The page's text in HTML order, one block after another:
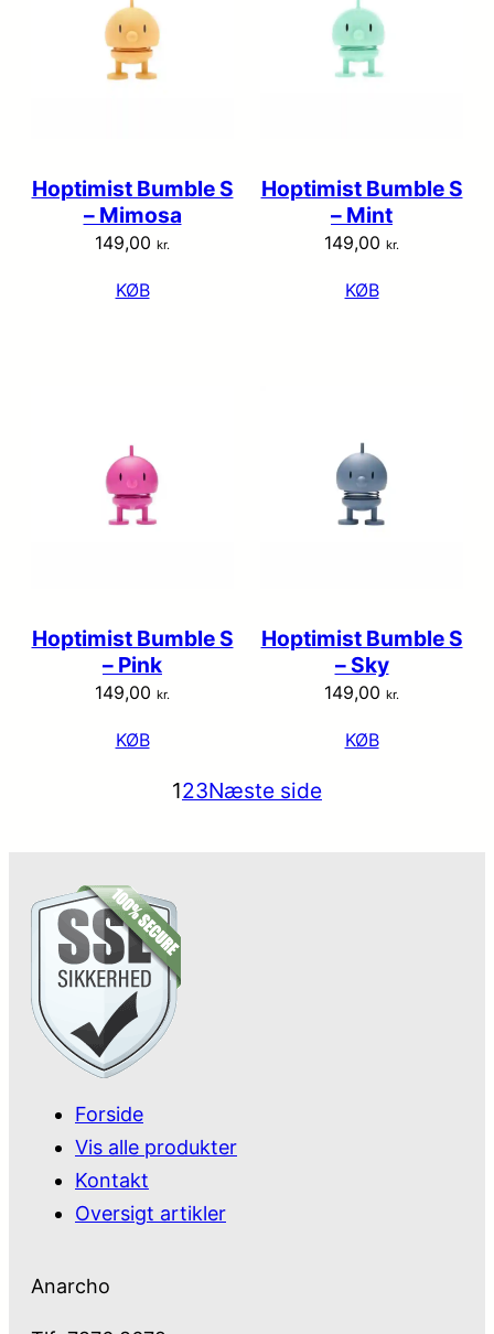
Hoptimist Bumble S
– Mimosa
149,00 kr.
KØB
Hoptimist Bumble S
– Mint
149,00 kr.
KØB
Hoptimist Bumble S
– Pink
149,00 kr.
KØB
Hoptimist Bumble S
– Sky
149,00 kr.
KØB
123Næste side
Forside
Vis alle produkter
Kontakt
Oversigt artikler
Anarcho